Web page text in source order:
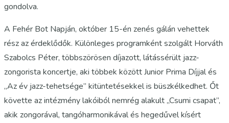
gondolva.
A Fehér Bot Napján, október 15-én zenés gálán vehettek
rész az érdeklődők. Különleges programként szolgált Horváth
Szabolcs Péter, többszörösen díjazott, látássérült jazz-
zongorista koncertje, aki többek között Junior Prima Díjjal és
„Az év jazz-tehetsége” kitüntetésekkel is büszkélkedhet. Őt
követte az intézmény lakóiból nemrég alakult „Csumi csapat”,
akik zongorával, tangóharmonikával és hegedűvel kísért